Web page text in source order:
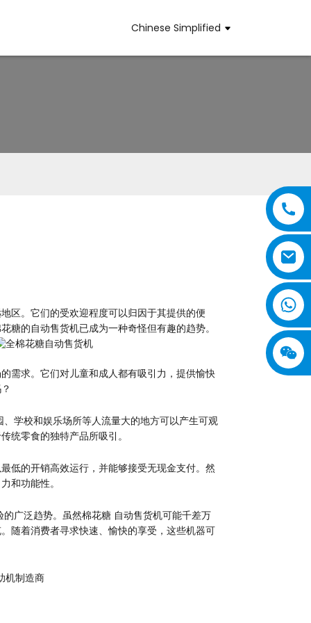
Chinese Simplified
区。它们的受欢迎程度可以归因于其提供的便
糖的自动售货机已成为一种奇怪但有趣的趋势。
需求。它们对儿童和成人都有吸引力，提供愉快
学校和娱乐场所等人流量大的地方可以产生可观
统零食的独特产品所吸引。
低的开销高效运行，并能够接受无现金支付。然
和功能性。
的广泛趋势。虽然棉花糖 自动售货机可能千差万
随着消费者寻求快速、愉快的享受，这些机器可